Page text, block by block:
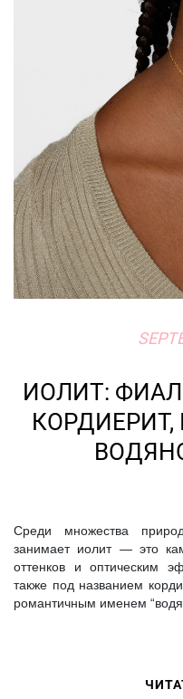
ИОЛИТ:
Среди множества
занимает иолит — это
оттенков и оптическим
также под названием
романтичным именем